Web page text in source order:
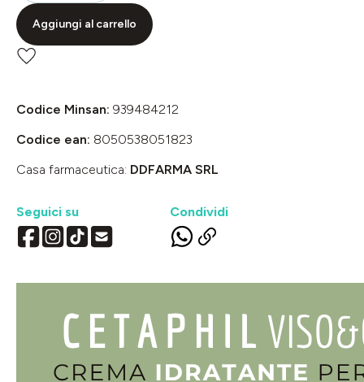
Aggiungi al carrello
Codice Minsan: 939484212
Codice ean: 8050538051823
Casa farmaceutica: DDFARMA SRL
Seguici su Condividi